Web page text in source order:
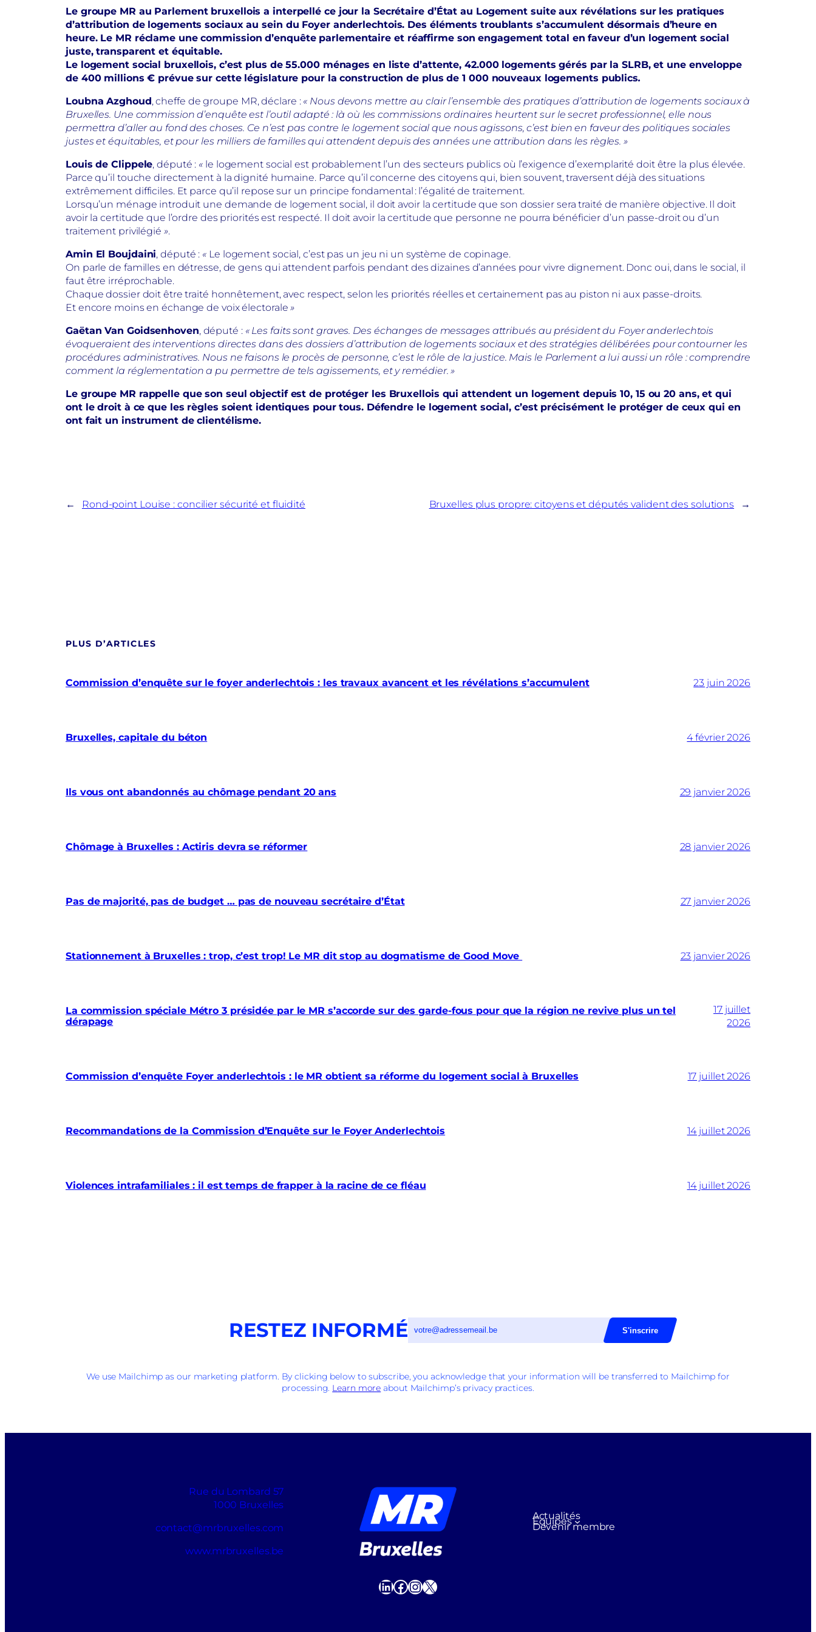
Le groupe MR au Parlement bruxellois a interpellé ce jour la Secrétaire d’État au Logement suite aux révélations sur les pratiques
d’attribution de logements sociaux au sein du Foyer anderlechtois. Des éléments troublants s’accumulent désormais d’heure en
heure. Le MR réclame une commission d’enquête parlementaire et réaffirme son engagement total en faveur d’un logement social
juste, transparent et équitable.
Le logement social bruxellois, c’est plus de 55.000 ménages en liste d’attente, 42.000 logements gérés par la SLRB, et une enveloppe
de 400 millions € prévue sur cette législature pour la construction de plus de 1 000 nouveaux logements publics.
Loubna Azghoud, cheffe de groupe MR, déclare : « Nous devons mettre au clair l’ensemble des pratiques d’attribution de logements sociaux à
Bruxelles. Une commission d’enquête est l’outil adapté : là où les commissions ordinaires heurtent sur le secret professionnel, elle nous
permettra d’aller au fond des choses. Ce n’est pas contre le logement social que nous agissons, c’est bien en faveur des politiques sociales
justes et équitables, et pour les milliers de familles qui attendent depuis des années une attribution dans les règles. »
Louis de Clippele, député : « le logement social est probablement l’un des secteurs publics où l’exigence d’exemplarité doit être la plus élevée.
Parce qu’il touche directement à la dignité humaine. Parce qu’il concerne des citoyens qui, bien souvent, traversent déjà des situations
extrêmement difficiles. Et parce qu’il repose sur un principe fondamental : l’égalité de traitement.
Lorsqu’un ménage introduit une demande de logement social, il doit avoir la certitude que son dossier sera traité de manière objective. Il doit
avoir la certitude que l’ordre des priorités est respecté. Il doit avoir la certitude que personne ne pourra bénéficier d’un passe-droit ou d’un
traitement privilégié ».
Amin El Boujdaini, député : « Le logement social, c’est pas un jeu ni un système de copinage.
On parle de familles en détresse, de gens qui attendent parfois pendant des dizaines d’années pour vivre dignement. Donc oui, dans le social, il
faut être irréprochable.
Chaque dossier doit être traité honnêtement, avec respect, selon les priorités réelles et certainement pas au piston ni aux passe-droits.
Et encore moins en échange de voix électorale »
Gaëtan Van Goidsenhoven, député : « Les faits sont graves. Des échanges de messages attribués au président du Foyer anderlechtois
évoqueraient des interventions directes dans des dossiers d’attribution de logements sociaux et des stratégies délibérées pour contourner les
procédures administratives. Nous ne faisons le procès de personne, c’est le rôle de la justice. Mais le Parlement a lui aussi un rôle : comprendre
comment la réglementation a pu permettre de tels agissements, et y remédier. »
Le groupe MR rappelle que son seul objectif est de protéger les Bruxellois qui attendent un logement depuis 10, 15 ou 20 ans, et qui
ont le droit à ce que les règles soient identiques pour tous. Défendre le logement social, c’est précisément le protéger de ceux qui en
ont fait un instrument de clientélisme.
← Rond-point Louise : concilier sécurité et fluidité Bruxelles plus propre: citoyens et députés valident des solutions →
PLUS D’ARTICLES
Commission d’enquête sur le foyer anderlechtois : les travaux avancent et les révélations s’accumulent 23 juin 2026
Bruxelles, capitale du béton 4 février 2026
Ils vous ont abandonnés au chômage pendant 20 ans 29 janvier 2026
Chômage à Bruxelles : Actiris devra se réformer 28 janvier 2026
Pas de majorité, pas de budget … pas de nouveau secrétaire d’État 27 janvier 2026
Stationnement à Bruxelles : trop, c’est trop! Le MR dit stop au dogmatisme de Good Move 23 janvier 2026
La commission spéciale Métro 3 présidée par le MR s’accorde sur des garde-fous pour que la région ne revive plus un tel
dérapage
17 juillet
2026
Commission d’enquête Foyer anderlechtois : le MR obtient sa réforme du logement social à Bruxelles 17 juillet 2026
Recommandations de la Commission d’Enquête sur le Foyer Anderlechtois 14 juillet 2026
Violences intrafamiliales : il est temps de frapper à la racine de ce fléau 14 juillet 2026
RESTEZ INFORMÉ
We use Mailchimp as our marketing platform. By clicking below to subscribe, you acknowledge that your information will be transferred to Mailchimp for
processing. Learn more about Mailchimp’s privacy practices.
Rue du Lombard 57
1000 Bruxelles
contact@mrbruxelles.com
www.mrbruxelles.be
Actualités
Équipes
Devenir membre
LinkedIn Facebook InstagramX